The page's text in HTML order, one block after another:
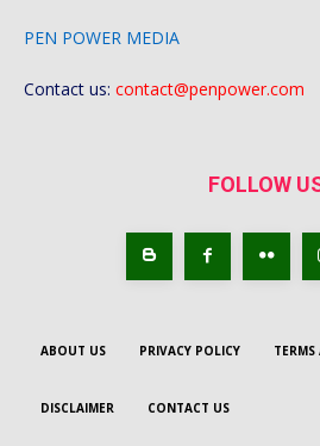
PEN POWER MEDIA
Contact us: contact@penpower.com
FOLLOW
ABOUT US PRIVACY POLICY
DISCLAIMER CONTACT US